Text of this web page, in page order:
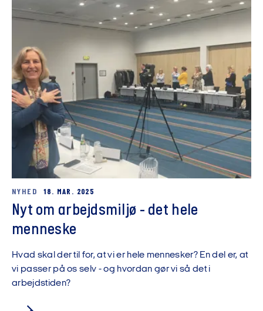
NYHED 18. MAR. 2025
Nyt om arbejdsmiljø - det hele
menneske
Hvad skal der til for, at vi er hele mennesker? En del er, at
vi passer på os selv - og hvordan gør vi så det i
arbejdstiden?